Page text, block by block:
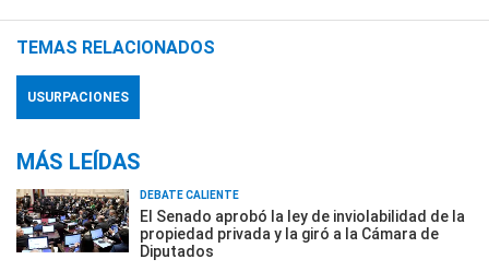
TEMAS RELACIONADOS
USURPACIONES
MÁS LEÍDAS
DEBATE CALIENTE
El Senado aprobó la ley de inviolabilidad de la
propiedad privada y la giró a la Cámara de
Diputados